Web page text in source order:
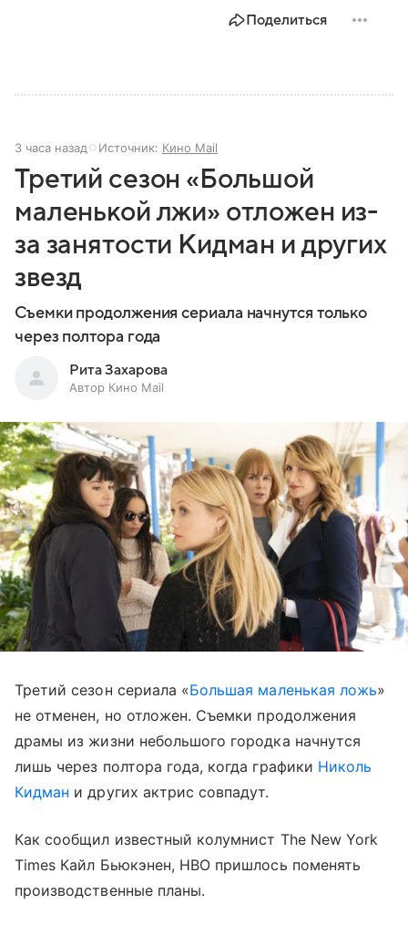
Поделиться
3 часа назад Источник: Кино Mail
Третий сезон «Большой
маленькой лжи» отложен из-
за занятости Кидман и других
звезд
Съемки продолжения сериала начнутся только
через полтора года
Рита Захарова
Автор Кино Mail
Третий сезон сериала «Большая маленькая ложь»
не отменен, но отложен. Съемки продолжения
драмы из жизни небольшого городка начнутся
лишь через полтора года, когда графики Николь
Кидман и других актрис совпадут.
Как сообщил известный колумнист The New York
Times Кайл Бьюкэнен, HBO пришлось поменять
производственные планы.